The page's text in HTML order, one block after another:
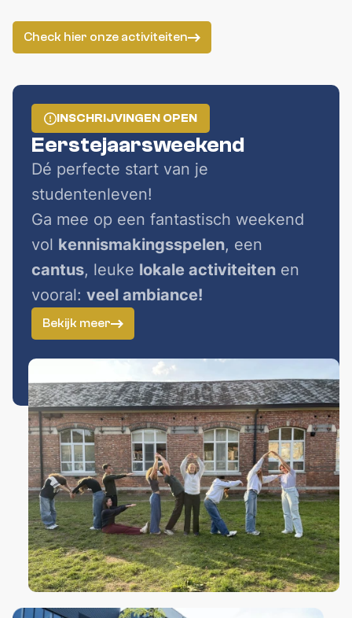
ERELEDEN
VERKIEZINGEN MEDICA 2026
PARTNERS
NL EN
Check hier onze activiteiten
INSCHRIJVINGEN OPEN
Eerstejaarsweekend
Dé perfecte start van je
studentenleven!
Ga mee op een fantastisch weekend
vol kennismakingsspelen, een
cantus, leuke lokale activiteiten en
vooral: veel ambiance!
Bekijk meer